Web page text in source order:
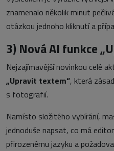
znamenalo několik minut
otázkou jednoho kliknutí a
3) Nová AI funkce„
Nejzajímavější novinkou celé
„Upravit textem“, která
s fotografií.
Namísto složitého vybírání,
jednoduše napsat, co má
přirozenému jazyku a